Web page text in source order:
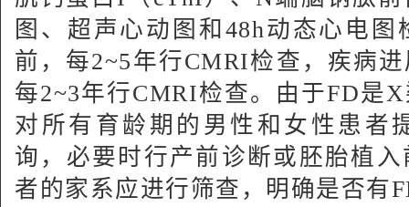
图、超声心动图和48h动态心电
前，每2~5年行CMRI检查，疾病
每2~3年行CMRI检查。由于FD是
对所有育龄期的男性和女性患者
询，必要时行产前诊断或胚胎植
者的家系应进行筛查，明确是否有